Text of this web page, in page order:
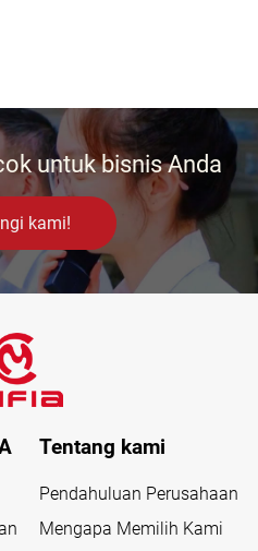
untuk bisnis Anda
kami!
Tentang kami
Pendahuluan Perusahaan
Mengapa Memilih Kami